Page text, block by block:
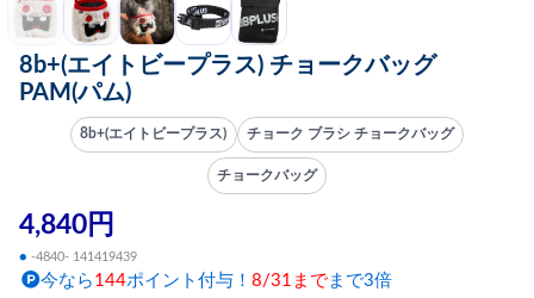
8b+(エイトビープラス) チョークバッグ
PAM(パム)
8b+(エイトビープラス) チョーク ブラシ チョークバッグ
チョークバッグ
4,840円
● -4840- 141419439
今なら 144ポイント付与！ 8/31まで まで3倍